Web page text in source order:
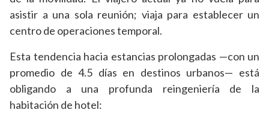
asistir a una sola reunión; viaja para establecer un
centro de operaciones temporal.
Esta tendencia hacia estancias prolongadas —con un
promedio de 4.5 días en destinos urbanos— está
obligando a una profunda reingeniería de la
habitación de hotel: